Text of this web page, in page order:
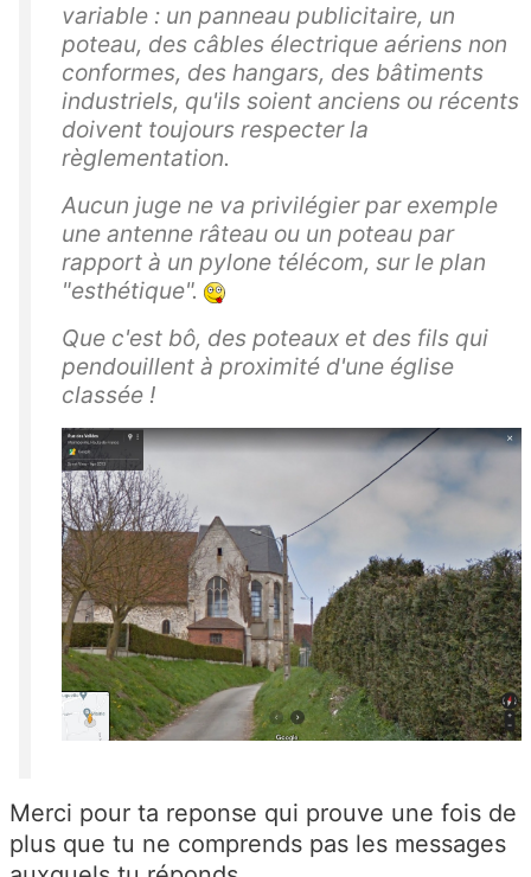
variable : un panneau publicitaire, un
poteau, des câbles électrique aériens non
conformes, des hangars, des bâtiments
industriels, qu'ils soient anciens ou récents
doivent toujours respecter la
règlementation.
Aucun juge ne va privilégier par exemple
une antenne râteau ou un poteau par
rapport à un pylone télécom, sur le plan
"esthétique".
Que c'est bô, des poteaux et des fils qui
pendouillent à proximité d'une église
classée !
Merci pour ta reponse qui prouve une fois de
plus que tu ne comprends pas les messages